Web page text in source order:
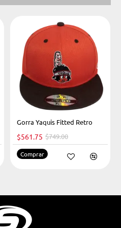
-25%
Gorra Yaquis Fitted Retro
$561.75 $749.00
Comprar